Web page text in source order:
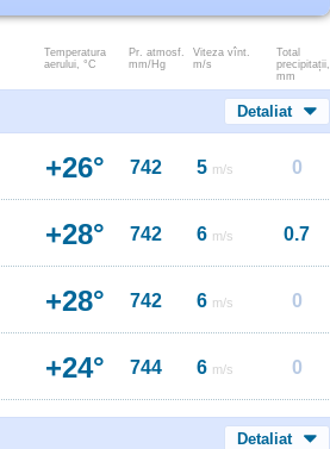
Temperatura
aerului, °C
Pr. atmosf.
mm/Hg
Viteza vînt.
m/s
Total
precipitații,
mm
Detaliat
+26° 742 5 m/s 0
+28° 742 6 m/s 0.7
+28° 742 6 m/s 0
+24° 744 6 m/s 0
Detaliat